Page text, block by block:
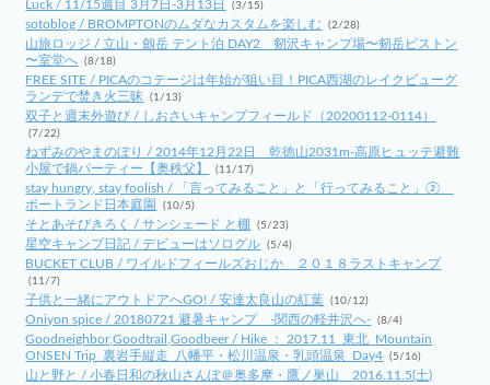
Luck / 11/15週目 3月7日-3月13日 (3/15)
sotoblog / BROMPTONのムダなカスタムを楽しむ (2/28)
山旅ロッジ / 立山・劔岳 テント泊 DAY2 剱沢キャンプ場〜剱岳ピストン
〜室堂へ (8/18)
FREE SITE / PICAのコテージは年始が狙い目！PICA西湖のレイクビューグ
ランデで焚き火三昧
(1/13)
双子と週末外遊び / しおさいキャンプフィールド（20200112-0114）
(7/22)
ねずみのやまのぼり / 2014年12月22日 乾徳山2031m-高原ヒュッテ避難
小屋で鍋パーティー【奥秩父】
(11/17)
stay hungry, stay foolish / 「言ってみること」と「行ってみること」②
ポートランド日本庭園
(10/5)
そとあそびきろく / サンシェード と棚 (5/23)
星空キャンプ日記 / デビューはソログル (5/4)
BUCKET CLUB / ワイルドフィールズおじか ２０１８ラストキャンプ
(11/7)
子供と一緒にアウトドアへGO! / 安達太良山の紅葉 (10/12)
Oniyon spice / 20180721 避暑キャンプ -関西の軽井沢へ- (8/4)
Goodneighbor,Goodtrail,Goodbeer / Hike ： 2017.11_東北_Mountain
ONSEN Trip_裏岩手縦走_八幡平・松川温泉・乳頭温泉_Day4 (5/16)
山と野と / 小春日和の秋山さんぽ＠奥多摩・鷹ノ巣山 2016.11.5(土)